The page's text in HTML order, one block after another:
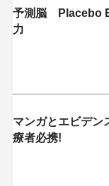
予測脳 Placebo
力
マンガとエビデン
療者必携!